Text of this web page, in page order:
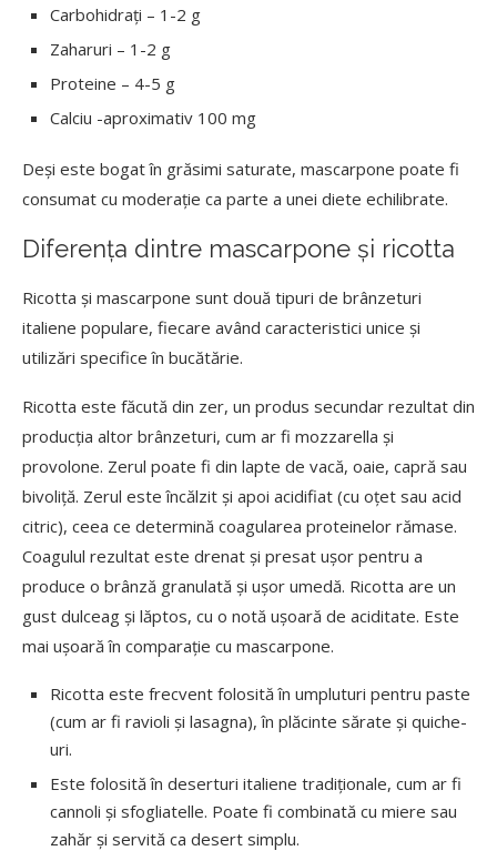
Carbohidrați – 1-2 g
Zaharuri – 1-2 g
Proteine – 4-5 g
Calciu -aproximativ 100 mg
Deși este bogat în grăsimi saturate, mascarpone poate fi
consumat cu moderație ca parte a unei diete echilibrate.
Diferența dintre mascarpone și ricotta
Ricotta și mascarpone sunt două tipuri de brânzeturi
italiene populare, fiecare având caracteristici unice și
utilizări specifice în bucătărie.
Ricotta este făcută din zer, un produs secundar rezultat din
producția altor brânzeturi, cum ar fi mozzarella și
provolone. Zerul poate fi din lapte de vacă, oaie, capră sau
bivoliță. Zerul este încălzit și apoi acidifiat (cu oțet sau acid
citric), ceea ce determină coagularea proteinelor rămase.
Coagulul rezultat este drenat și presat ușor pentru a
produce o brânză granulată și ușor umedă. Ricotta are un
gust dulceag și lăptos, cu o notă ușoară de aciditate. Este
mai ușoară în comparație cu mascarpone.
Ricotta este frecvent folosită în umpluturi pentru paste
(cum ar fi ravioli și lasagna), în plăcinte sărate și quiche-
uri.
Este folosită în deserturi italiene tradiționale, cum ar fi
cannoli și sfogliatelle. Poate fi combinată cu miere sau
zahăr și servită ca desert simplu.